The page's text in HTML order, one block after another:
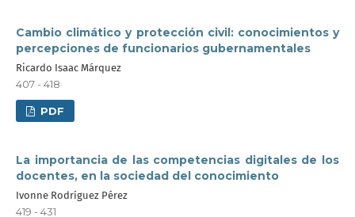
Cambio climático y protección civil: conocimientos y
percepciones de funcionarios gubernamentales
Ricardo Isaac Márquez
407 - 418
PDF
La importancia de las competencias digitales de los
docentes, en la sociedad del conocimiento
Ivonne Rodríguez Pérez
419 - 431